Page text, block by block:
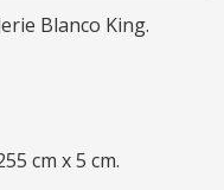
Blanco King.
cm x 5 cm.